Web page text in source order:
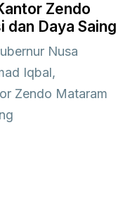
Zendo
dan Daya Saing
Nusa
Iqbal,
Zendo Mataram